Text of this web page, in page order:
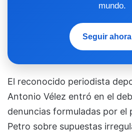
mundo.
Seguir
El reconocido periodista
Antonio Vélez entró en el
denuncias formuladas por el
Petro sobre supuestas